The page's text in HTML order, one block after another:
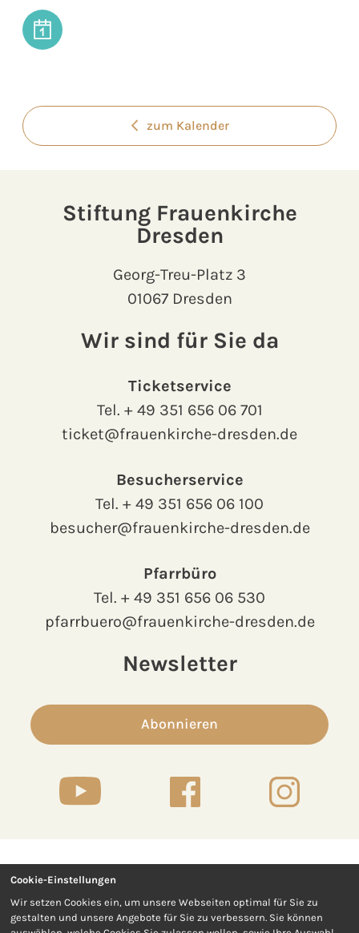
zum Kalender
Stiftung Frauenkirche
Dresden
Georg-Treu-Platz 3
01067 Dresden
Wir sind für Sie da
Ticketservice
Tel. + 49 351 656 06 701
ticket@frauenkirche-dresden.de
Besucherservice
Tel. + 49 351 656 06 100
besucher@frauenkirche-dresden.de
Pfarrbüro
Tel. + 49 351 656 06 530
pfarrbuero@frauenkirche-dresden.de
Newsletter
Abonnieren
Kontakt
Impressum Datenschutz
Cookie-Einstellungen
Wir setzen Cookies ein, um unsere Webseiten optimal für Sie zu
gestalten und unsere Angebote für Sie zu verbessern. Sie können